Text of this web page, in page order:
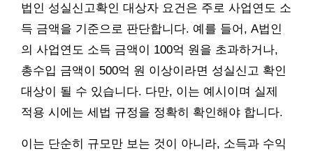
법인 성실신고확인 대상자 요건은 주로 사업연도 소
득 금액을 기준으로 판단합니다. 예를 들어, A법인
의 사업연도 소득 금액이 100억 원을 초과하거나,
총수입 금액이 500억 원 이상이라면 성실신고 확인
대상이 될 수 있습니다. 다만, 이는 예시이며 실제
적용 시에는 세법 규정을 정확히 확인해야 합니다.
이는 단순히 규모만 보는 것이 아니라, 소득과 수익